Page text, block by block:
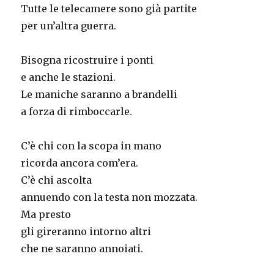
Tutte le telecamere sono già partite
per un’altra guerra.
Bisogna ricostruire i ponti
e anche le stazioni.
Le maniche saranno a brandelli
a forza di rimboccarle.
C’è chi con la scopa in mano
ricorda ancora com’era.
C’è chi ascolta
annuendo con la testa non mozzata.
Ma presto
gli gireranno intorno altri
che ne saranno annoiati.